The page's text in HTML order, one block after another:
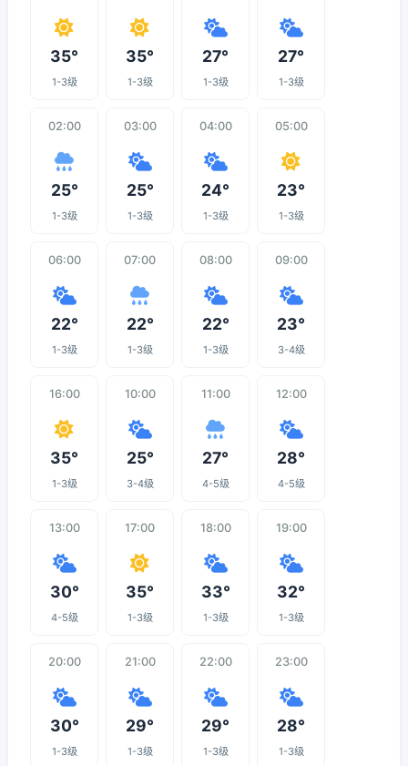
35°
1-3级
35°
1-3级
27°
1-3级
27°
1-3级
02:00
25°
1-3级
03:00
25°
1-3级
04:00
24°
1-3级
05:00
23°
1-3级
06:00
22°
1-3级
07:00
22°
1-3级
08:00
22°
1-3级
09:00
23°
3-4级
16:00
35°
1-3级
10:00
25°
3-4级
11:00
27°
4-5级
12:00
28°
4-5级
13:00
30°
4-5级
17:00
35°
1-3级
18:00
33°
1-3级
19:00
32°
1-3级
20:00
30°
1-3级
21:00
29°
1-3级
22:00
29°
1-3级
23:00
28°
1-3级